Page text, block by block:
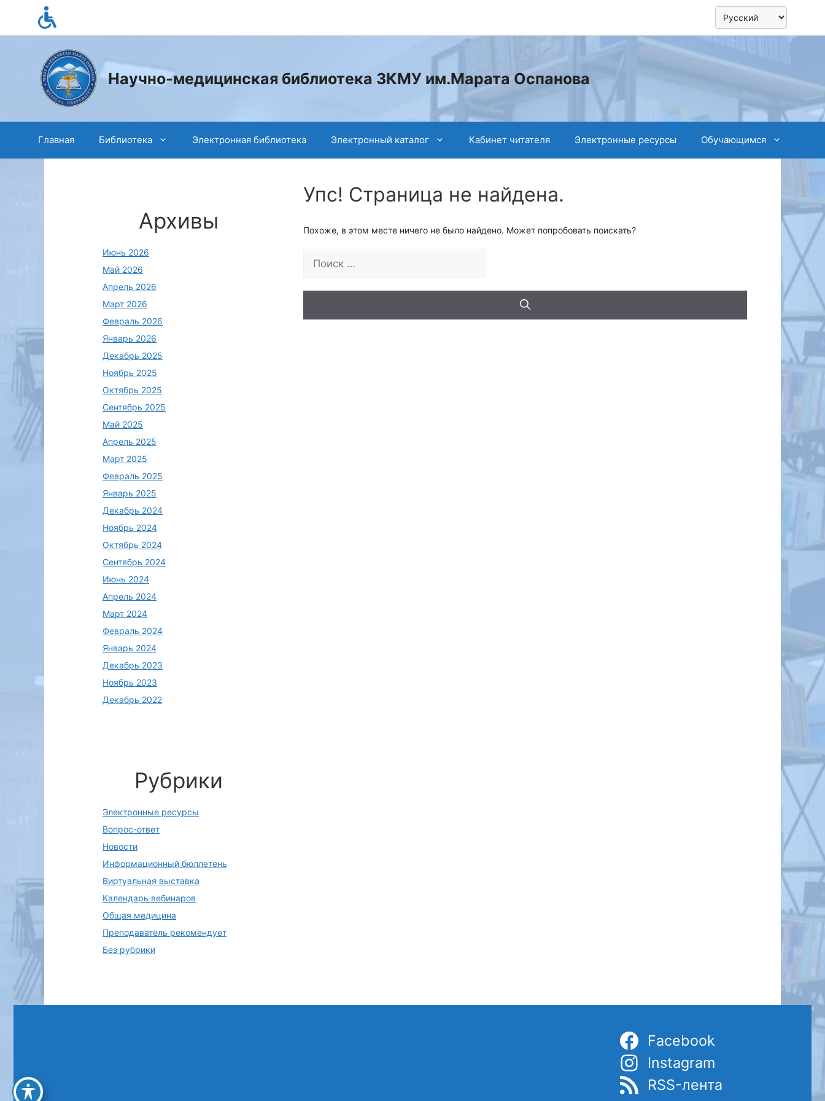
содержимому
Научно-медицинская библиотека ЗКМУ им.Марата Оспанова
Главная Библиотека Электронная библиотека Электронный каталог Кабинет читателя Электронные ресурсы Обучающимся
Упс! Страница не найдена.
Похоже, в этом месте ничего не было найдено. Может попробовать поискать?
Архивы
Июнь 2026
Май 2026
Апрель 2026
Март 2026
Февраль 2026
Январь 2026
Декабрь 2025
Ноябрь 2025
Октябрь 2025
Сентябрь 2025
Май 2025
Апрель 2025
Март 2025
Февраль 2025
Январь 2025
Декабрь 2024
Ноябрь 2024
Октябрь 2024
Сентябрь 2024
Июнь 2024
Апрель 2024
Март 2024
Февраль 2024
Январь 2024
Декабрь 2023
Ноябрь 2023
Декабрь 2022
Рубрики
Электронные ресурсы
Вопрос-ответ
Новости
Информационный бюллетень
Виртуальная выставка
Календарь вебинаров
Общая медицина
Преподаватель рекомендует
Без рубрики
Facebook
Instagram
RSS-лента